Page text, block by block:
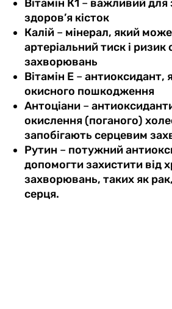
Вітамін К1 – важливий для
здоров’я кісток
Калій – мінерал, який
артеріальний тиск і ризик
захворювань
Вітамін Е – антиоксидант,
окисного пошкодження
Антоціани –
окислення (поганого)
запобігають серцевим
Рутин – потужний
допомогти захистити від
захворювань, таких як
серця.